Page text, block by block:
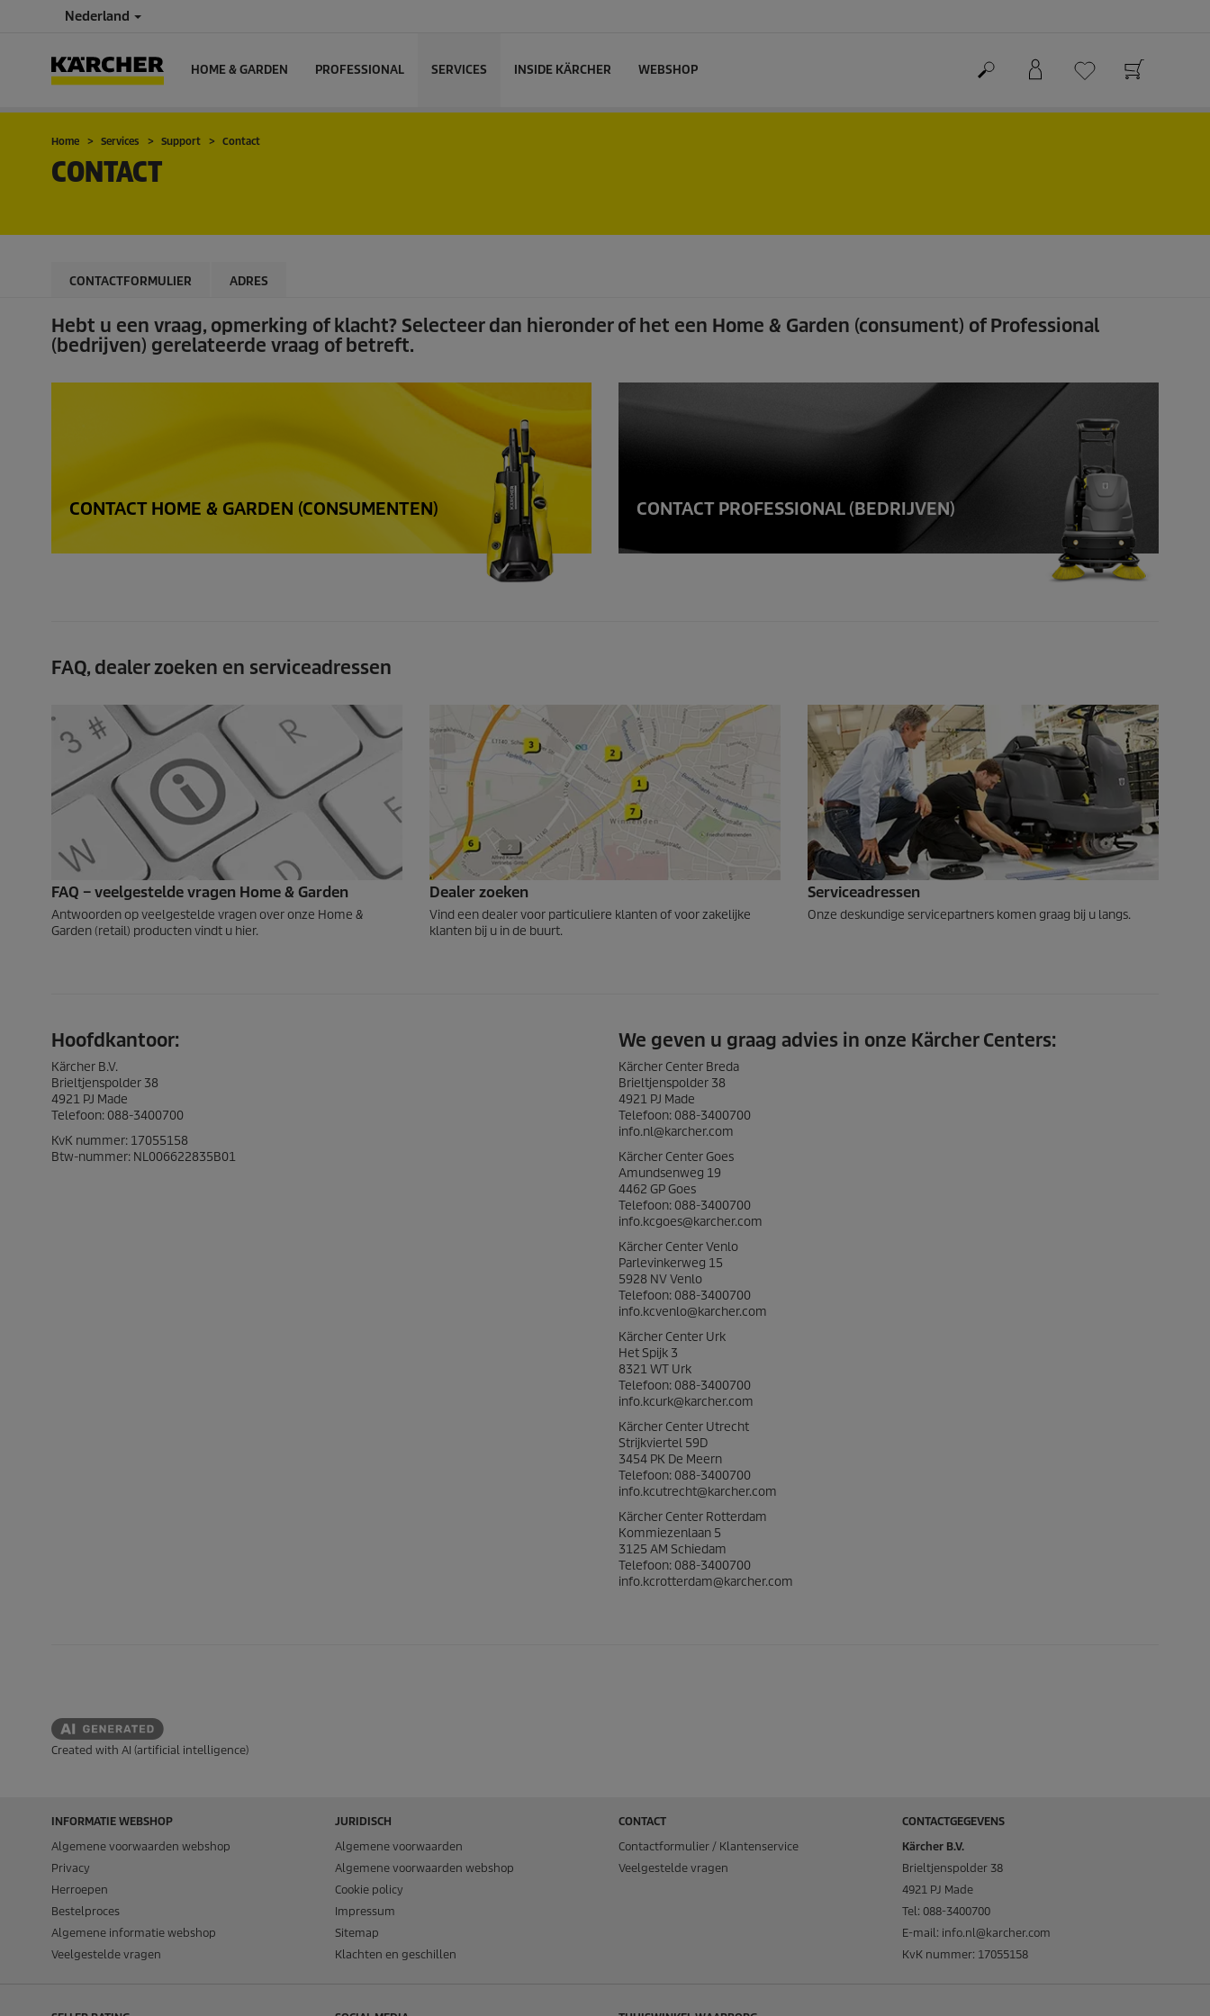
Nederland
HOME & GARDEN PROFESSIONAL SERVICES INSIDE KÄRCHER WEBSHOP
Home Services Support Contact
CONTACT
CONTACTFORMULIER ADRES
Hebt u een vraag, opmerking of klacht? Selecteer dan hieronder of het een Home & Garden (consument) of Professional
(bedrijven) gerelateerde vraag of betreft.
CONTACT HOME & GARDEN (CONSUMENTEN) CONTACT PROFESSIONAL (BEDRIJVEN)
FAQ, dealer zoeken en serviceadressen
FAQ – veelgestelde vragen Home & Garden
Antwoorden op veelgestelde vragen over onze Home &
Garden (retail) producten vindt u hier.
Dealer zoeken
Vind een dealer voor particuliere klanten of voor zakelijke
klanten bij u in de buurt.
Serviceadressen
Onze deskundige servicepartners komen graag bij u langs.
Hoofdkantoor:
Kärcher B.V.
Brieltjenspolder 38
4921 PJ Made
Telefoon: 088-3400700
KvK nummer: 17055158
Btw-nummer: NL006622835B01
We geven u graag advies in onze Kärcher Centers:
Kärcher Center Breda
Brieltjenspolder 38
4921 PJ Made
Telefoon: 088-3400700
info.nl@karcher.com
Kärcher Center Goes
Amundsenweg 19
4462 GP Goes
Telefoon: 088-3400700
info.kcgoes@karcher.com
Kärcher Center Venlo
Parlevinkerweg 15
5928 NV Venlo
Telefoon: 088-3400700
info.kcvenlo@karcher.com
Kärcher Center Urk
Het Spijk 3
8321 WT Urk
Telefoon: 088-3400700
info.kcurk@karcher.com
Kärcher Center Utrecht
Strijkviertel 59D
3454 PK De Meern
Telefoon: 088-3400700
info.kcutrecht@karcher.com
Kärcher Center Rotterdam
Kommiezenlaan 5
3125 AM Schiedam
Telefoon: 088-3400700
info.kcrotterdam@karcher.com
Created with AI (artificial intelligence)
INFORMATIE WEBSHOP
Algemene voorwaarden webshop
Privacy
Herroepen
Bestelproces
Algemene informatie webshop
Veelgestelde vragen
JURIDISCH
Algemene voorwaarden
Algemene voorwaarden webshop
Cookie policy
Impressum
Sitemap
Klachten en geschillen
CONTACT
Contactformulier / Klantenservice
Veelgestelde vragen
CONTACTGEGEVENS
Kärcher B.V.
Brieltjenspolder 38
4921 PJ Made
Tel: 088-3400700
E-mail: info.nl@karcher.com
KvK nummer: 17055158